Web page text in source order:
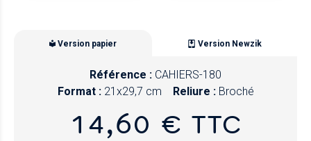
Version papier Version Newzik
Référence : CAHIERS-180
Format : 21x29,7 cm Reliure : Broché
14,60 € TTC